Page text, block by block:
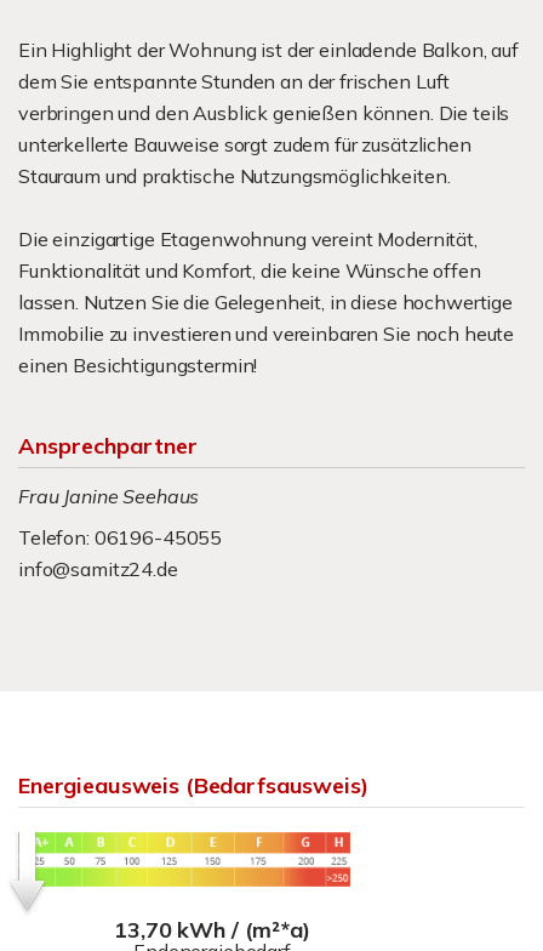
Ein Highlight der Wohnung ist der einladende Balkon, auf
dem Sie entspannte Stunden an der frischen Luft
verbringen und den Ausblick genießen können. Die teils
unterkellerte Bauweise sorgt zudem für zusätzlichen
Stauraum und praktische Nutzungsmöglichkeiten.
Die einzigartige Etagenwohnung vereint Modernität,
Funktionalität und Komfort, die keine Wünsche offen
lassen. Nutzen Sie die Gelegenheit, in diese hochwertige
Immobilie zu investieren und vereinbaren Sie noch heute
einen Besichtigungstermin!
Ansprechpartner
Frau Janine Seehaus
Telefon: 06196-45055
info@samitz24.de
Energieausweis (Bedarfsausweis)
13,70 kWh / (m²*a)